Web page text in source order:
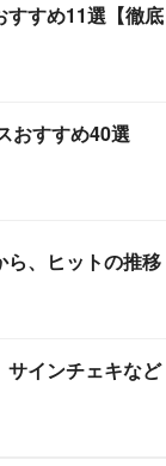
すすめ11選【徹底
おすすめ40選
ら、ヒットの推移
サインチェキなど